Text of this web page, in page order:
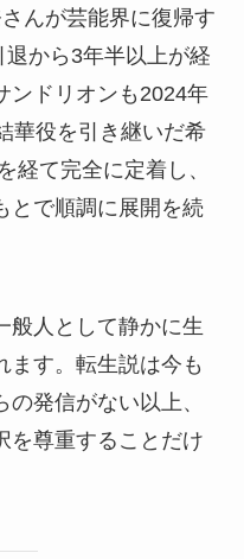
んが芸能界に復帰す
から3年半以上が経
ンドリオンも2024年
華役を引き継いだ希
経て完全に定着し、
とで順調に展開を続
般人として静かに生
ます。転生説は今も
発信がない以上、
を尊重することだけ